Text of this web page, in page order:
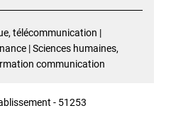
télécommunication |
| Sciences humaines,
communication
- 51253